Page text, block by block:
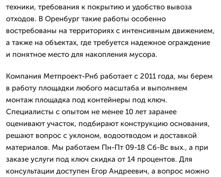
техники, требования к покрытию и удобство вывоза
отходов. В Оренбург такие работы особенно
востребованы на территориях с интенсивным движением,
а также на объектах, где требуется надежное ограждение
и понятное место для накопления мусора.
Компания Метпроект-Рнб работает с 2011 года, мы берем
в работу площадки любого масштаба и выполняем
монтаж площадка под контейнеры под ключ.
Специалисты с опытом не менее 10 лет заранее
оценивают участок, подбирают конструкцию основания,
решают вопрос с уклоном, водоотводом и доставкой
материалов. Мы работаем Пн-Пт 09-18 Сб-Вс вых., а при
заказе услуги под ключ скидка от 14 процентов. Для
консультации доступен Егор Андреевич, а вопрос можно